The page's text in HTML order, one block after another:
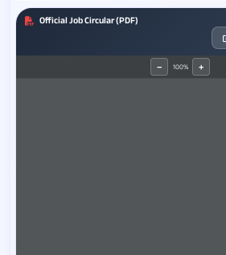
Official Job Circular (PDF)
− 100% +